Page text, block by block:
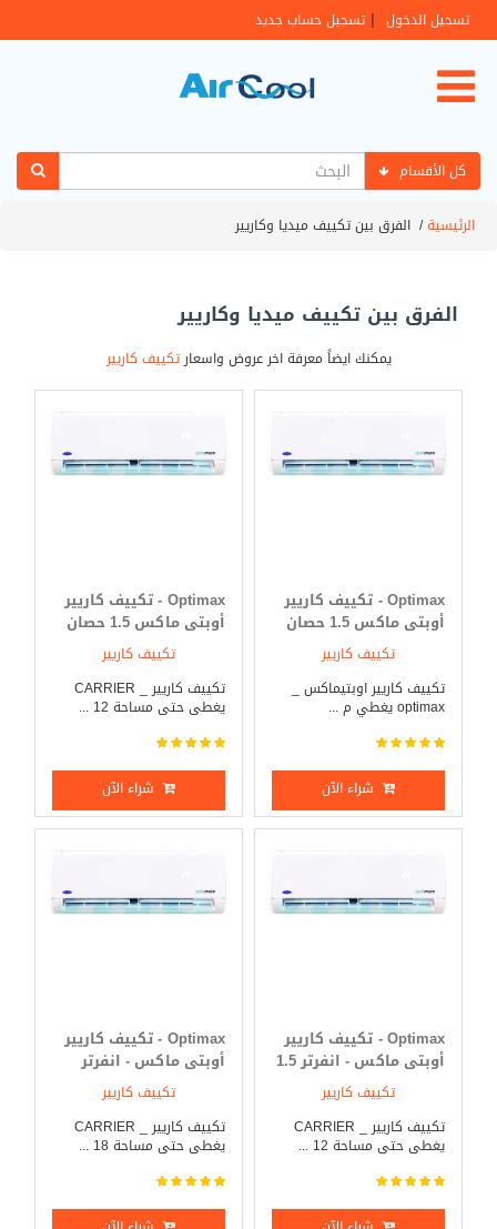
تسجيل الدخول | تسجيل حساب جديد
كل الأقسام
الرئيسية/ الفرق بين تكييف ميديا وكاريير
الفرق بين تكييف ميديا وكاريير
يمكنك ايضاً معرفة اخر عروض واسعارتكييف كاريير
Optimax - تكييف كاريير
أوبتى ماكس 1.5 حصان
بارد فقطتكييف كاريير
تكييف كاريير اوبتيماكس _
optimax يغطي م ...
شراء الآن
Optimax - تكييف كاريير
أوبتى ماكس 1.5 حصان
بارد _ ساخنتكييف كاريير
تكييف كاريير _ CARRIER
يغطى حتى مساحة 12 ...
شراء الآن
Optimax - تكييف كاريير
أوبتى ماكس - انفرتر 1.5
حصان بارد _ ساخن
تكييف كاريير
تكييف كاريير _ CARRIER
يغطى حتى مساحة 12 ...
Optimax - تكييف كاريير
أوبتى ماكس - انفرتر
تكييف كاريير
تكييف كاريير _ CARRIER
يغطى حتى مساحة 18 ...